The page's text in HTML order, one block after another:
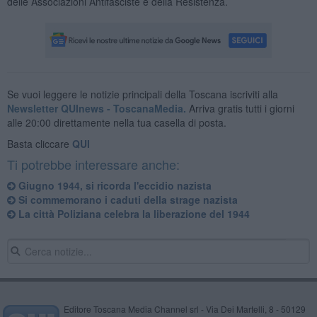
Se vuoi leggere le notizie principali della Toscana iscriviti alla
Newsletter QUInews - ToscanaMedia. Arriva gratis tutti i giorni
alle 20:00 direttamente nella tua casella di posta.
Basta cliccare QUI
Ti potrebbe interessare anche:
Giugno 1944, si ricorda l'eccidio nazista
Si commemorano i caduti della strage nazista
La città Poliziana celebra la liberazione del 1944
Editore Toscana Media Channel srl - Via Dei Martelli, 8 - 50129